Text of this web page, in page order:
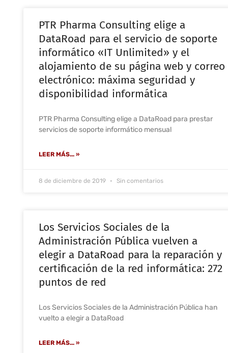
PTR Pharma Consulting elige a
DataRoad para el servicio de soporte
informático «IT Unlimited» y el
alojamiento de su página web y correo
electrónico: máxima seguridad y
disponibilidad informática
PTR Pharma Consulting elige a DataRoad para prestar
servicios de soporte informático mensual
LEER MÁS... »
8 de diciembre de 2019 Sin comentarios
Los Servicios Sociales de la
Administración Pública vuelven a
elegir a DataRoad para la reparación y
certificación de la red informática: 272
puntos de red
Los Servicios Sociales de la Administración Pública han
vuelto a elegir a DataRoad
LEER MÁS... »